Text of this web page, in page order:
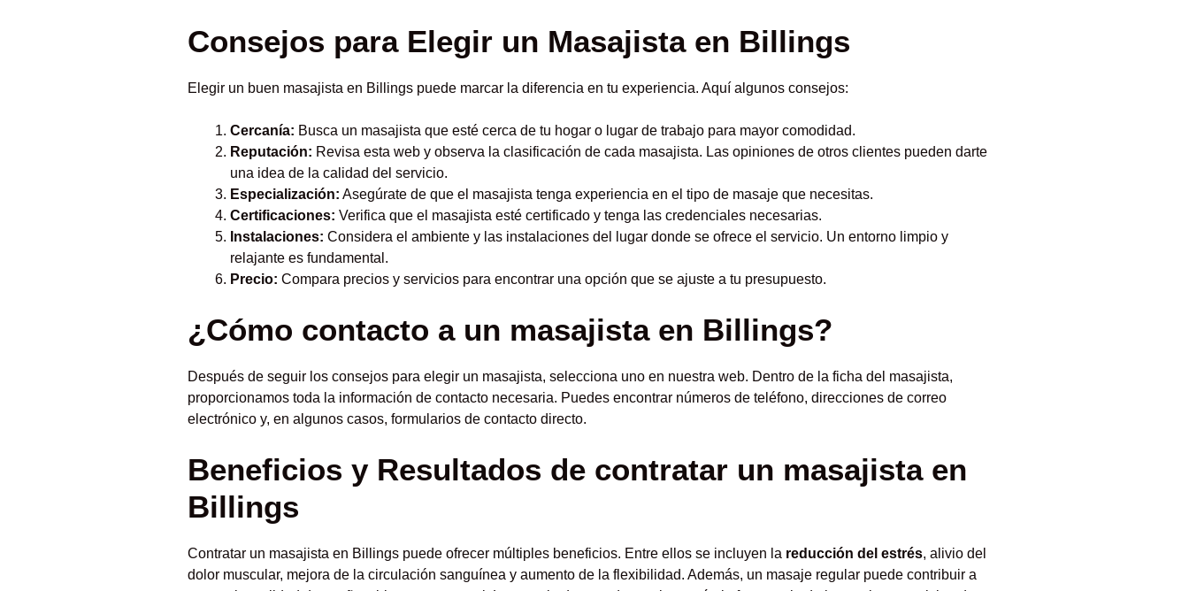
Consejos para Elegir un Masajista en Billings
Elegir un buen masajista en Billings puede marcar la diferencia en tu experiencia. Aquí algunos consejos:
Cercanía: Busca un masajista que esté cerca de tu hogar o lugar de trabajo para mayor comodidad.
Reputación: Revisa esta web y observa la clasificación de cada masajista. Las opiniones de otros clientes pueden darte
una idea de la calidad del servicio.
Especialización: Asegúrate de que el masajista tenga experiencia en el tipo de masaje que necesitas.
Certificaciones: Verifica que el masajista esté certificado y tenga las credenciales necesarias.
Instalaciones: Considera el ambiente y las instalaciones del lugar donde se ofrece el servicio. Un entorno limpio y
relajante es fundamental.
Precio: Compara precios y servicios para encontrar una opción que se ajuste a tu presupuesto.
¿Cómo contacto a un masajista en Billings?
Después de seguir los consejos para elegir un masajista, selecciona uno en nuestra web. Dentro de la ficha del masajista,
proporcionamos toda la información de contacto necesaria. Puedes encontrar números de teléfono, direcciones de correo
electrónico y, en algunos casos, formularios de contacto directo.
Beneficios y Resultados de contratar un masajista en
Billings
Contratar un masajista en Billings puede ofrecer múltiples beneficios. Entre ellos se incluyen la reducción del estrés, alivio del
dolor muscular, mejora de la circulación sanguínea y aumento de la flexibilidad. Además, un masaje regular puede contribuir a